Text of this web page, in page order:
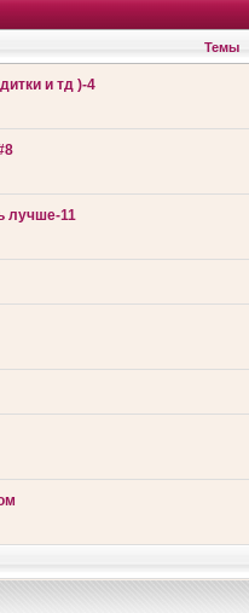
Темы
и тд )-4
лучше-11